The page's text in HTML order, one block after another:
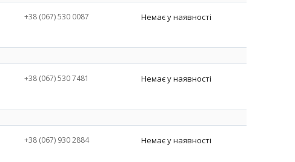
+38 (067) 530 0087 Немає у наявності
+38 (067) 530 7481 Немає у наявності
+38 (067) 930 2884 Немає у наявності